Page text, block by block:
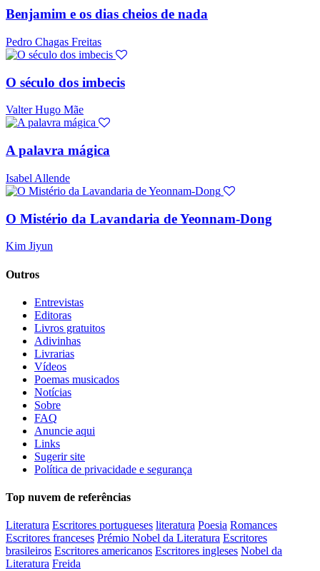
Benjamim e os dias cheios de nada
Pedro Chagas Freitas
O século dos imbecis
Valter Hugo Mãe
A palavra mágica
Isabel Allende
O Mistério da Lavandaria de Yeonnam-Dong
Kim Jiyun
Outros
Entrevistas
Editoras
Livros gratuitos
Adivinhas
Livrarias
Vídeos
Poemas musicados
Notícias
Sobre
FAQ
Anuncie aqui
Links
Sugerir site
Política de privacidade e segurança
Top nuvem de referências
Literatura Escritores portugueses literatura Poesia Romances
Escritores franceses Prémio Nobel da Literatura Escritores
brasileiros Escritores americanos Escritores ingleses Nobel da
Literatura Freida